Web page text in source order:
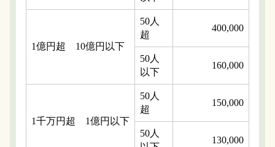
1億円超 10億円以下
50人
超
400,000
50人
以下
160,000
1千万円超 1億円以下
50人
超
150,000
50人
130,000